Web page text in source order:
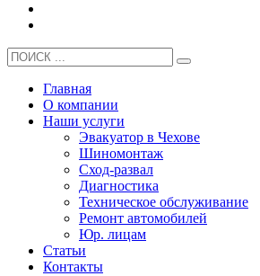
Главная
О компании
Наши услуги
Эвакуатор в Чехове
Шиномонтаж
Сход-развал
Диагностика
Техническое обслуживание
Ремонт автомобилей
Юр. лицам
Статьи
Контакты